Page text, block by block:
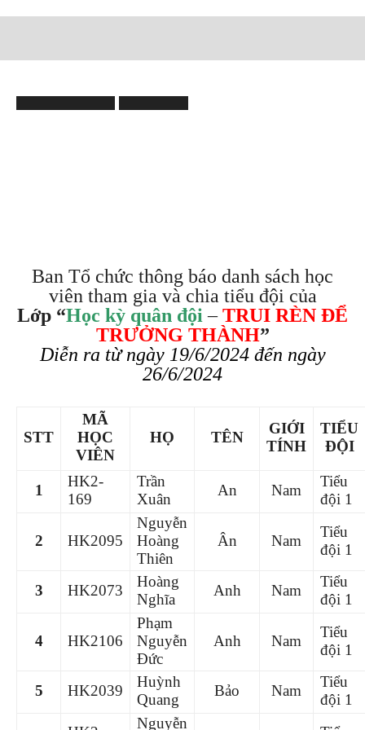
Ban Tổ chức thông báo danh sách học
viên tham gia và chia tiểu đội của
Lớp “Học kỳ quân đội –TRUI RÈN ĐỂ
TRƯỞNG THÀNH”
Diễn ra từ ngày 19/6/2024 đến ngày
26/6/2024
STT
MÃ
HỌC
VIÊN
HỌ TÊN
GIỚI
TÍNH
TIỂU
ĐỘI
1
HK2-
169
Trần
Xuân
An Nam
Tiểu
đội 1
2 HK2095
Nguyễn
Hoàng
Thiên
Ân Nam
Tiểu
đội 1
3 HK2073
Hoàng
Nghĩa
Anh Nam
Tiểu
đội 1
4 HK2106
Phạm
Nguyễn
Đức
Anh Nam
Tiểu
đội 1
5 HK2039
Huỳnh
Quang
Bảo Nam
Tiểu
đội 1
Nguyễn